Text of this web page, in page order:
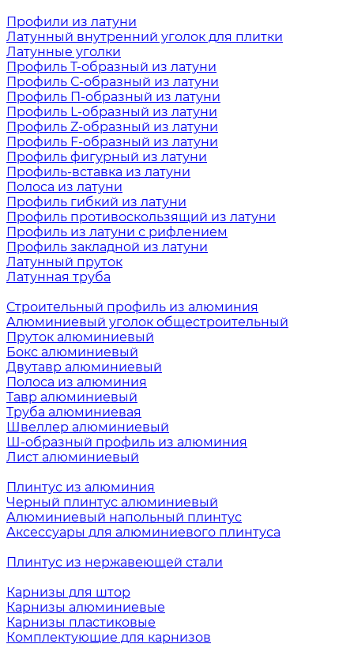
Профили из латуни
Латунный внутренний уголок для плитки
Латунные уголки
Профиль Т-образный из латуни
Профиль С-образный из латуни
Профиль П-образный из латуни
Профиль L-образный из латуни
Профиль Z-образный из латуни
Профиль F-образный из латуни
Профиль фигурный из латуни
Профиль-вставка из латуни
Полоса из латуни
Профиль гибкий из латуни
Профиль противоскользящий из латуни
Профиль из латуни с рифлением
Профиль закладной из латуни
Латунный пруток
Латунная труба
Строительный профиль из алюминия
Алюминиевый уголок общестроительный
Пруток алюминиевый
Бокс алюминиевый
Двутавр алюминиевый
Полоса из алюминия
Тавр алюминиевый
Труба алюминиевая
Швеллер алюминиевый
Ш-образный профиль из алюминия
Лист алюминиевый
Плинтус из алюминия
Черный плинтус алюминиевый
Алюминиевый напольный плинтус
Аксессуары для алюминиевого плинтуса
Плинтус из нержавеющей стали
Карнизы для штор
Карнизы алюминиевые
Карнизы пластиковые
Комплектующие для карнизов